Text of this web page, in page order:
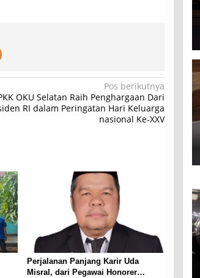
Pos berikutnya
OKU Selatan Raih Penghargaan Dari
RI dalam Peringatan Hari Keluarga
nasional Ke-XXV
Perjalanan Panjang Karir Uda
Misral, dari Pegawai Honorer